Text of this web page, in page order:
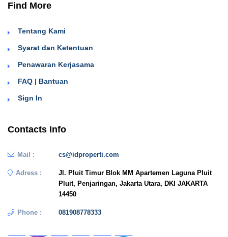
Find More
Tentang Kami
Syarat dan Ketentuan
Penawaran Kerjasama
FAQ | Bantuan
Sign In
Contacts Info
Mail : cs@idproperti.com
Adress :
Jl. Pluit Timur Blok MM Apartemen Laguna Pluit
Pluit, Penjaringan, Jakarta Utara, DKI JAKARTA
14450
Phone : 081908778333